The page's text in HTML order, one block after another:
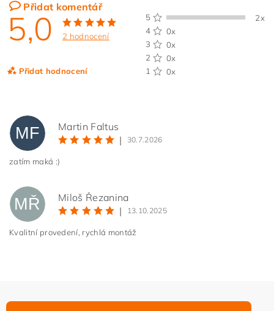
Přidat komentář
5,0 2 hodnocení
Přidat hodnocení
5
2x
4
0x
3
0x
2
0x
1
0x
MF
Martin Faltus
|
30.7.2026
zatím maká :)
MŘ
Miloš Řezanina
|
13.10.2025
Kvalitní provedení, rychlá montáž